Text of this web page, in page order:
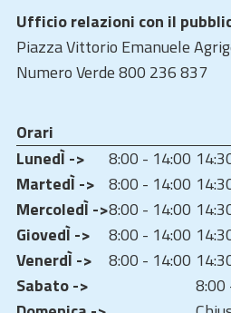
Ufficio relazioni con il
Piazza Vittorio Emanuele
Numero Verde 800 236 837
Orari
LunedÌ ->
8:00 - 14:00
MartedÌ -> 8:00 - 14:00
MercoledÌ ->8:00 - 14:00
GiovedÌ ->
8:00 - 14:00
VenerdÌ ->
8:00 - 14:00
Sabato ->
8:00